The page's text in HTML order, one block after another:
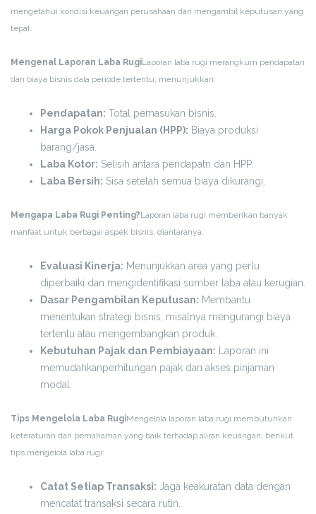
mengetahui kondisi keuangan perusahaan dan mengambil keputusan yang
tepat.
Mengenal Laporan Laba RugiLaporan laba rugi merangkum pendapatan
dan biaya bisnis dala periode tertentu, menunjukkan:
Pendapatan: Total pemasukan bisnis.
Harga Pokok Penjualan (HPP): Biaya produksi
barang/jasa.
Laba Kotor: Selisih antara pendapatn dan HPP.
Laba Bersih: Sisa setelah semua biaya dikurangi.
Mengapa Laba Rugi Penting?Laporan laba rugi memberikan banyak
manfaat untuk berbagai aspek bisnis, diantaranya:
Evaluasi Kinerja: Menunjukkan area yang perlu
diperbaiki dan mengidentifikasi sumber laba atau kerugian.
Dasar Pengambilan Keputusan: Membantu
menentukan strategi bisnis, misalnya mengurangi biaya
tertentu atau mengembangkan produk.
Kebutuhan Pajak dan Pembiayaan: Laporan ini
memudahkanperhitungan pajak dan akses pinjaman
modal.
Tips Mengelola Laba RugiMengelola laporan laba rugi membutuhkan
keteraturan dan pemahaman yang baik terhadap aliran keuangan, berikut
tips mengelola laba rugi:
Catat Setiap Transaksi: Jaga keakuratan data dengan
mencatat transaksi secara rutin.